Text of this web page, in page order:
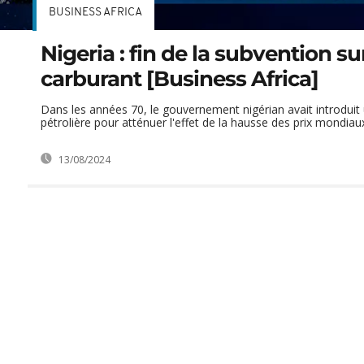
BUSINESS AFRICA
Nigeria : fin de la subvention
carburant [Business Africa]
Dans les années 70, le gouvernement nigérian avait introduit
pétrolière pour atténuer l'effet de la hausse des prix
13/08/2024